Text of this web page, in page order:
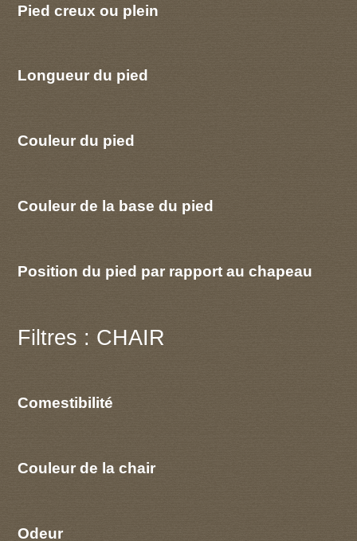
Pied creux ou plein
Longueur du pied
Couleur du pied
Couleur de la base du pied
Position du pied par rapport au chapeau
Filtres : CHAIR
Comestibilité
Couleur de la chair
Odeur